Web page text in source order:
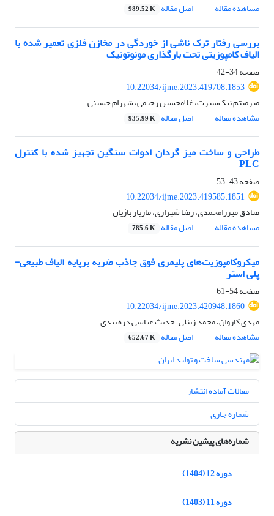
مشاهده مقاله
اصل مقاله 989.52 K
بررسی رفتار ترک ناشی از خوردگی در مخازن فلزی تعمیر شده با
الیاف کامپوزیتی تحت بارگذاری مونوتونیک
صفحه34-42
10.22034/ijme.2023.419708.1853
میرمیثم نیک‌سیرت، غلامحسین رحیمی، شهرام حسینی
مشاهده مقاله
اصل مقاله 935.99 K
طراحی و ساخت میز گردان ادوات سنگین تجهیز شده با کنترل
PLC
صفحه43-53
10.22034/ijme.2023.419585.1851
صادق میرزامحمدی، رضا شیرازی، مازیار باژیان
مشاهده مقاله
اصل مقاله 785.6 K
میکروکامپوزیت‌های پلیمری فوق جاذب ضربه برپایه الیاف طبیعی-
پلی استر
صفحه54-61
10.22034/ijme.2023.420948.1860
مهدی کاروان، محمد زینلی، حدیث عباسی دره بیدی
مشاهده مقاله
اصل مقاله 652.67 K
مقالات آماده انتشار
شماره جاری
شماره‌های پیشین نشریه
دوره 12 (1404)
دوره 11 (1403)